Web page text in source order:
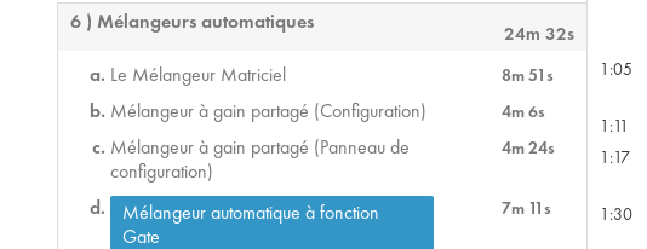
6 ) Mélangeurs automatiques 24m 32s
Le Mélangeur Matriciel 8m 51s
Mélangeur à gain partagé (Configuration) 4m 6s
Mélangeur à gain partagé (Panneau de
configuration)
4m 24s
Mélangeur automatique à fonction
Gate
7m 11s
1:05
1:11
1:17
1:30